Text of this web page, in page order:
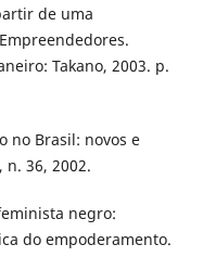
de uma
Takano, 2003. p.
no Brasil: novos e
n. 36, 2002.
negro:
do empoderamento.